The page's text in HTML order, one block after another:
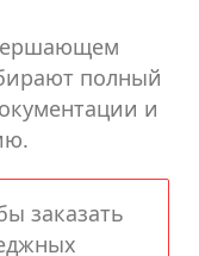
полный
и
заказать